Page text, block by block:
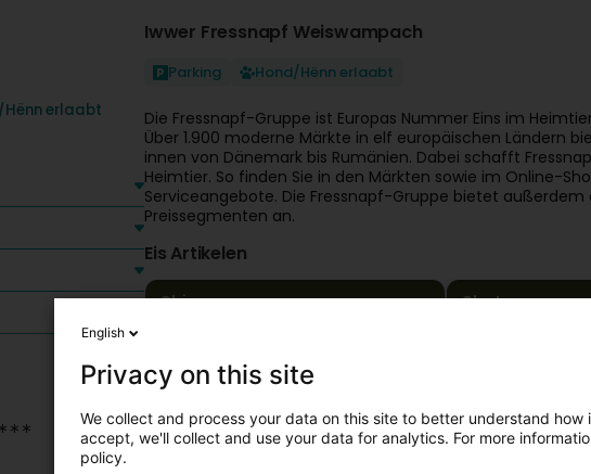
erlaabt
Iwwer Fressnapf Weiswampach
Parking Hond/Hënn erlaabt
Die Fressnapf-Gruppe ist Europas Nummer Eins im
Über 1.900 moderne Märkte in elf europäischen Ländern
innen von Dänemark bis Rumänien. Dabei schafft
Heimtier. So finden Sie in den Märkten sowie im Online-
Serviceangebote. Die Fressnapf-Gruppe bietet
Preissegmenten an.
Eis Artikelen
Chien Chat
English
Privacy on this site
We collect and process your data on this site to better understand how
accept, we'll collect and use your data for analytics. For more
policy.